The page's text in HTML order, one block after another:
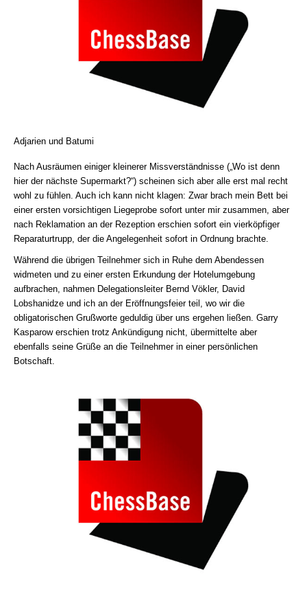
Adjarien und Batumi
Nach Ausräumen einiger kleinerer Missverständnisse („Wo ist denn
hier der nächste Supermarkt?“) scheinen sich aber alle erst mal recht
wohl zu fühlen. Auch ich kann nicht klagen: Zwar brach mein Bett bei
einer ersten vorsichtigen Liegeprobe sofort unter mir zusammen, aber
nach Reklamation an der Rezeption erschien sofort ein vierköpfiger
Reparaturtrupp, der die Angelegenheit sofort in Ordnung brachte.
Während die übrigen Teilnehmer sich in Ruhe dem Abendessen
widmeten und zu einer ersten Erkundung der Hotelumgebung
aufbrachen, nahmen Delegationsleiter Bernd Vökler, David
Lobshanidze und ich an der Eröffnungsfeier teil, wo wir die
obligatorischen Grußworte geduldig über uns ergehen ließen. Garry
Kasparow erschien trotz Ankündigung nicht, übermittelte aber
ebenfalls seine Grüße an die Teilnehmer in einer persönlichen
Botschaft.